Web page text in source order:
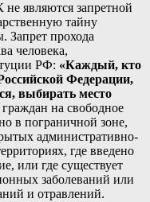
являются запретной
тайну
Запрет прохода
человека,
РФ: «Каждый, кто
Федерации,
выбирать место
на свободное
в пограничной зоне,
административно-
где введено
или где существует
заболеваний или
и отравлений.